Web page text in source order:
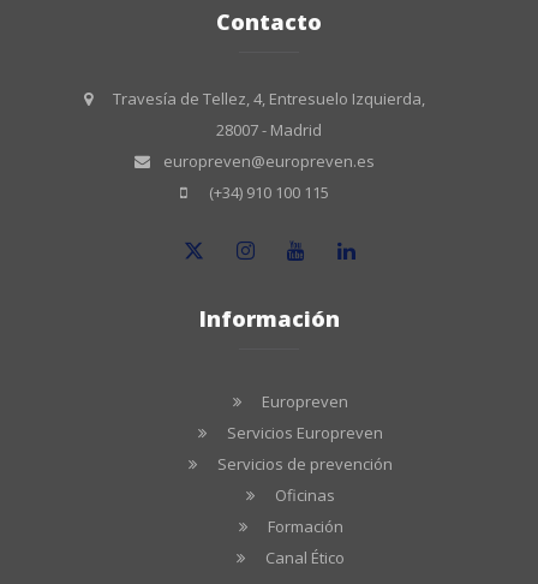
Contacto
Travesía de Tellez, 4, Entresuelo Izquierda,
28007 - Madrid
europreven@europreven.es
(+34) 910 100 115
Información
Europreven
Servicios Europreven
Servicios de prevención
Oficinas
Formación
Canal Ético